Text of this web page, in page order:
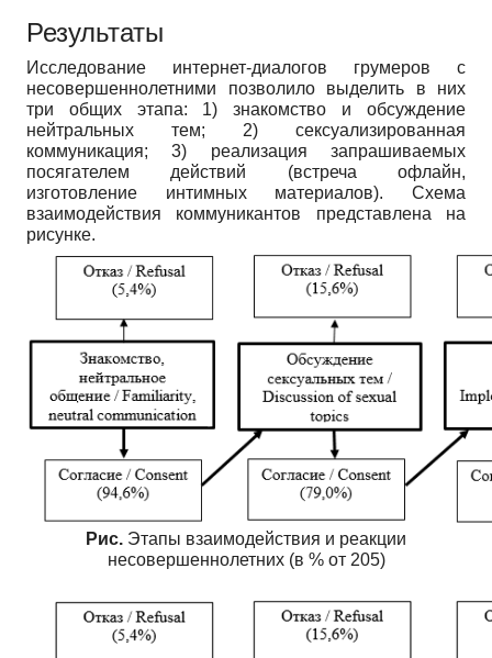
Результаты
Исследование интернет-диалогов грумеров с
несовершеннолетними позволило выделить в них
три общих этапа: 1) знакомство и обсуждение
нейтральных тем; 2) сексуализированная
коммуникация; 3) реализация запрашиваемых
посягателем действий (встреча офлайн,
изготовление интимных материалов). Схема
взаимодействия коммуникантов представлена на
рисунке.
Рис. Этапы взаимодействия и реакции
несовершеннолетних (в % от 205)